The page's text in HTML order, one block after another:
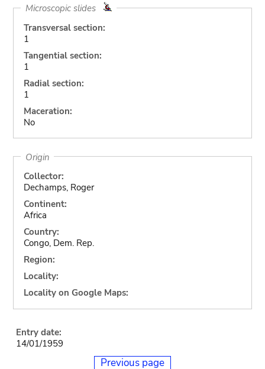
Microscopic slides
Transversal section:
1
Tangential section:
1
Radial section:
1
Maceration:
No
Origin
Collector:
Dechamps, Roger
Continent:
Africa
Country:
Congo, Dem. Rep.
Region:
Locality:
Locality on Google Maps:
Entry date:
14/01/1959
Previous page